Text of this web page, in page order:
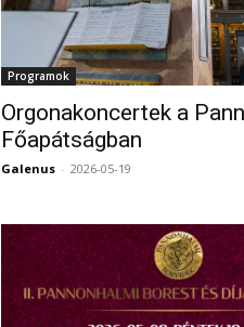
Programok
Orgonakoncertek a
Főapátságban
Galenus - 2026-05-19